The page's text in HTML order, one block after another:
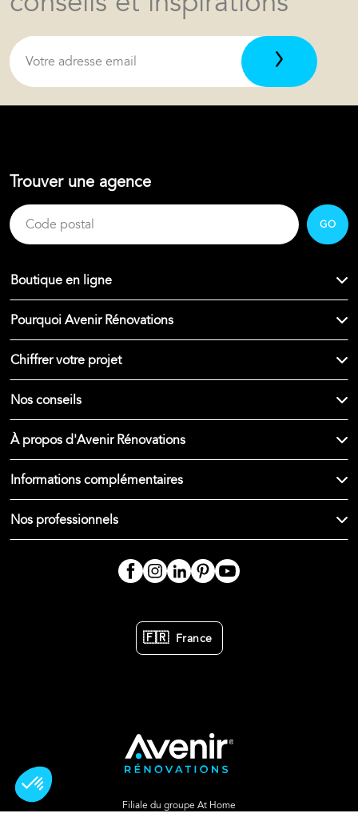
Trouver une agence
GO
Boutique en ligne
Pourquoi Avenir Rénovations
Chiffrer votre projet
Nos conseils
À propos d'Avenir Rénovations
Informations complémentaires
Nos professionnels
🇫🇷 France
Filiale du groupe At Home